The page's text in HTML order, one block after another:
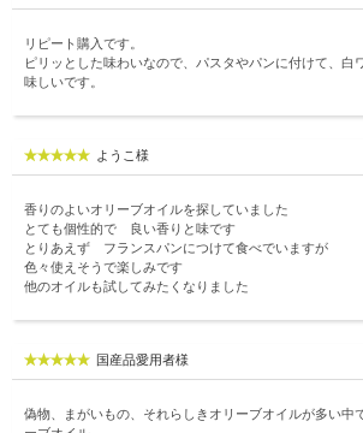
リピート購入です。
ピリッとした味わいなので、パスタやパンに付けて、白
味しいです。
ようこ様
香りのよいオリーブオイルを探していました
とても個性的で 良い香りと味です
とりあえず フランスパンにつけて食べでいますが
色々使えそうで楽しみです
他のオイルも試してみたくなりました
国産品愛用者様
偽物、まがいもの、それらしきオリーブオイルが多い中